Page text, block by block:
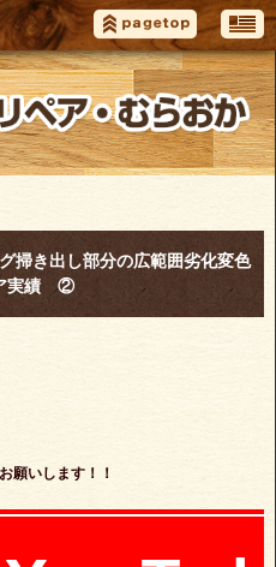
掃き出し部分の広範囲劣化変色
実績 ②
願いします！！